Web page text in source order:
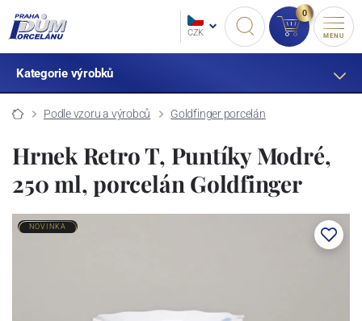
CZK
0
MENU
Kategorie výrobků
Podle vzoru a výrobců Goldfinger porcelán
Hrnek Retro T, Puntíky Modré,
250 ml, porcelán Goldfinger
NOVINKA